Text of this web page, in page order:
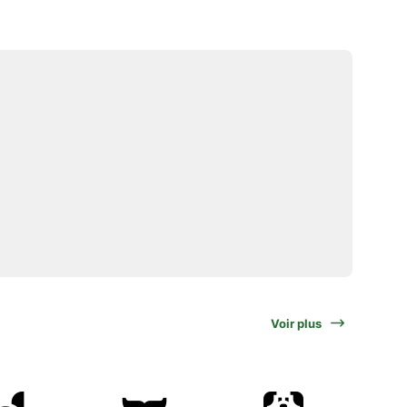
Voir plus